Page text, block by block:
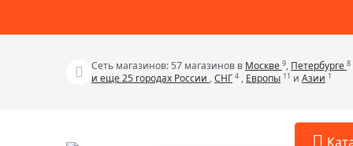
Сеть магазинов: 57 магазинов в Москве 9, Петербурге 8
и еще 25 городах России ,СНГ 4 , Европы 11 и Азии 1